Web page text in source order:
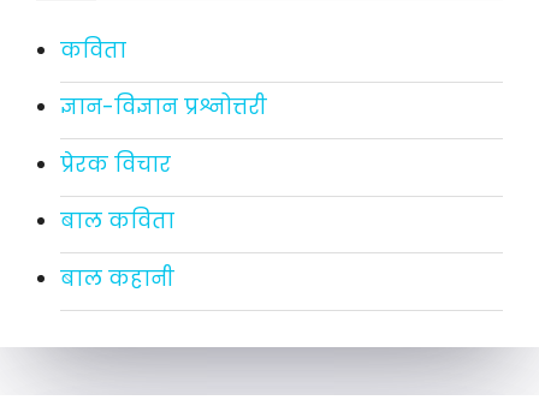
कविता
ज्ञान-विज्ञान प्रश्नोत्तरी
प्रेरक विचार
बाल कविता
बाल कहानी